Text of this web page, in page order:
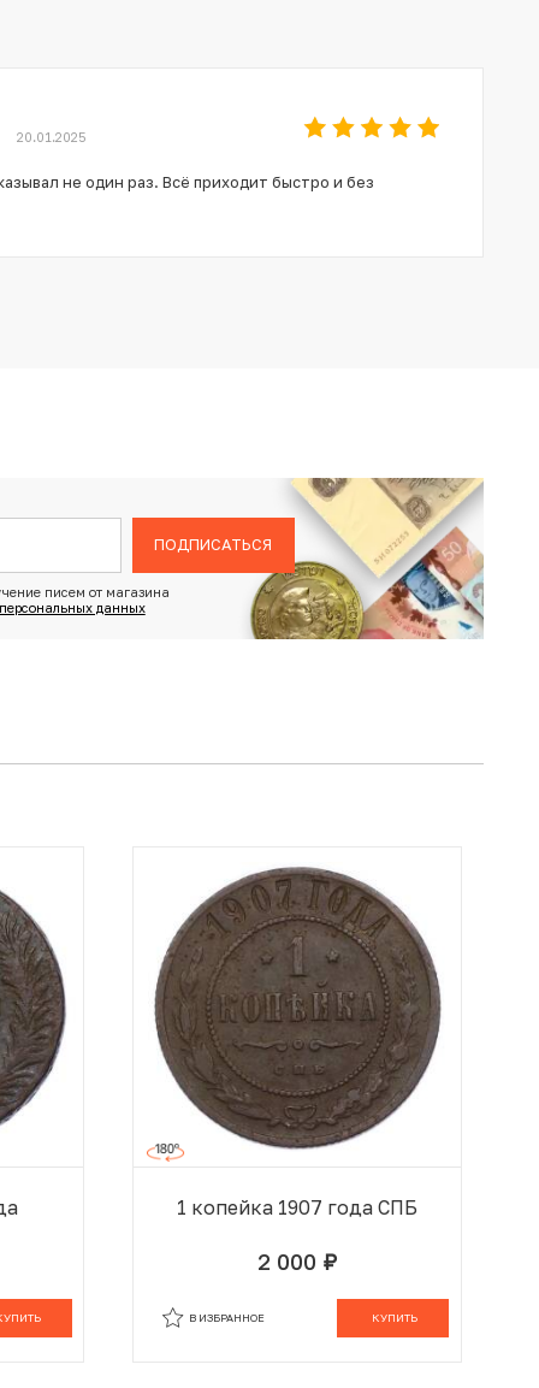
20.01.2025
не один раз. Всё приходит быстро и без
ПОДПИСАТЬСЯ
писем от магазина
данных
1 копейка 1907 года СПБ
2 000 руб.
КУПИТЬ
В ИЗБРАННОЕ